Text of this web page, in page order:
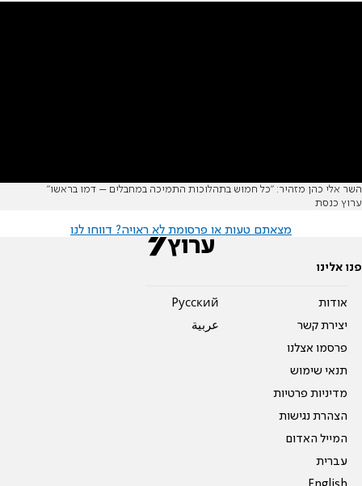
השר אלי כהן מזהיר: "כל חמוש בתהלוכות התמיכה במחבלים – דמו בראשו"
ערוץ כנסת
מצאתם טעות או פרסומת לא ראויה? דווחו לנו
פנו אלינו
אודות
יצירת קשר
פרסמו אצלנו
תנאי שימוש
מדיניות פרטיות
הצהרת נגישות
המייל האדום
עברית
Pусский
عربية